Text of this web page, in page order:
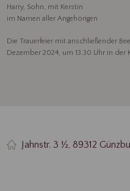
Harry, Sohn, mit Kerstin
im Namen aller Angehörigen
Die Trauerfeier mit anschließender
Dezember 2024, um 13.30 Uhr in der
Jahnstr. 3 ½, 89312